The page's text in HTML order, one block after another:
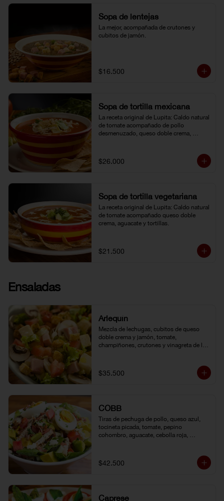
Sopa de lentejas
La mejor, acompañada de crutones y
cubitos de jamón.
$16.500
Sopa de tortilla mexicana
La receta original de Lupita: Caldo natural
de tomate acompañado de pollo
desmenuzado, queso doble crema,
$26.000
Sopa de tortilla vegetariana
La receta original de Lupita: Caldo natural
de tomate acompañado queso doble
crema, aguacate y tortillas.
$21.500
Ensaladas
Arlequín
Mezcla de lechugas, cubitos de queso
doble crema y jamón, tomate,
champiñones, crutones y vinagreta de la
$35.500
COBB
Tiras de pechuga de pollo, queso azul,
tocineta picada, tomate, pepino
cohombro, aguacate, cebolla roja,
$42.500
Caprese